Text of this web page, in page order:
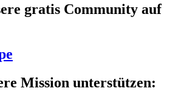
gratis Community auf
Mission unterstützen: